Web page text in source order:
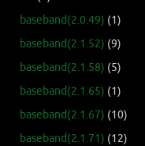
baseband(2.0.49) (1)
baseband(2.1.52) (9)
baseband(2.1.58) (5)
baseband(2.1.65) (1)
baseband(2.1.67) (10)
baseband(2.1.71) (12)